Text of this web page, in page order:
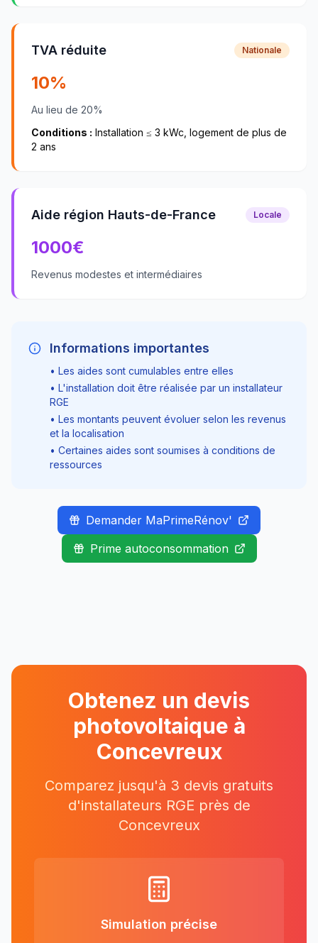
TVA réduite Nationale
10%
Au lieu de 20%
Conditions : Installation ≤ 3 kWc, logement de plus de
2 ans
Aide région Hauts-de-France Locale
1000€
Revenus modestes et intermédiaires
Informations importantes
• Les aides sont cumulables entre elles
• L'installation doit être réalisée par un installateur
RGE
• Les montants peuvent évoluer selon les revenus
et la localisation
• Certaines aides sont soumises à conditions de
ressources
Demander MaPrimeRénov'
Prime autoconsommation
Obtenez un devis
photovoltaique à
Concevreux
Comparez jusqu'à 3 devis gratuits
d'installateurs RGE près de
Concevreux
Simulation précise